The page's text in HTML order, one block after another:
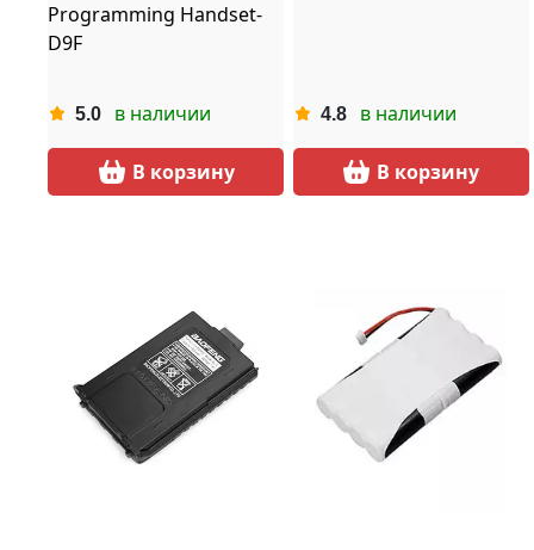
Programming Handset-
D9F
5.0 в наличии
В корзину
4.8 в наличии
В корзину